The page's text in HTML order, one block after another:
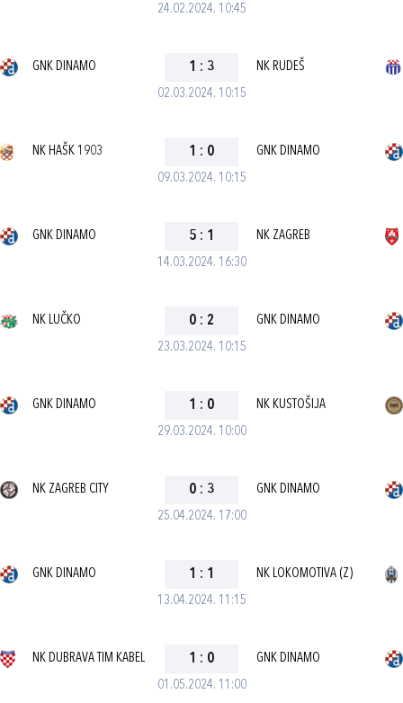
24.02.2024. 10:45
02.03.2024. 10:15
GNK DINAMO 1 : 3 NK RUDEŠ
09.03.2024. 10:15
NK HAŠK 1903 1 : 0 GNK DINAMO
14.03.2024. 16:30
GNK DINAMO 5 : 1 NK ZAGREB
23.03.2024. 10:15
NK LUČKO 0 : 2 GNK DINAMO
29.03.2024. 10:00
GNK DINAMO 1 : 0 NK KUSTOŠIJA
25.04.2024. 17:00
NK ZAGREB CITY 0 : 3 GNK DINAMO
13.04.2024. 11:15
GNK DINAMO 1 : 1 NK LOKOMOTIVA (Z)
01.05.2024. 11:00
NK DUBRAVA TIM KABEL 1 : 0 GNK DINAMO